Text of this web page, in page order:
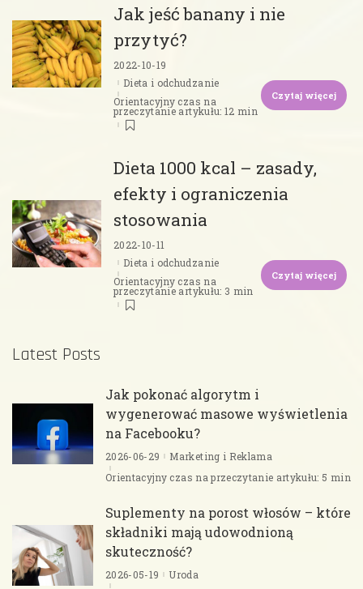
Jak jeść banany i nie
przytyć?
2022-10-19
Dieta i odchudzanie
Orientacyjny czas na
przeczytanie artykułu: 12 min
Czytaj więcej
Dieta 1000 kcal – zasady,
efekty i ograniczenia
stosowania
2022-10-11
Dieta i odchudzanie
Orientacyjny czas na
przeczytanie artykułu: 3 min
Czytaj więcej
Latest Posts
Jak pokonać algorytm i
wygenerować masowe wyświetlenia
na Facebooku?
2026-06-29
Marketing i Reklama
Orientacyjny czas na przeczytanie artykułu: 5 min
Suplementy na porost włosów – które
składniki mają udowodnioną
skuteczność?
2026-05-19
Uroda